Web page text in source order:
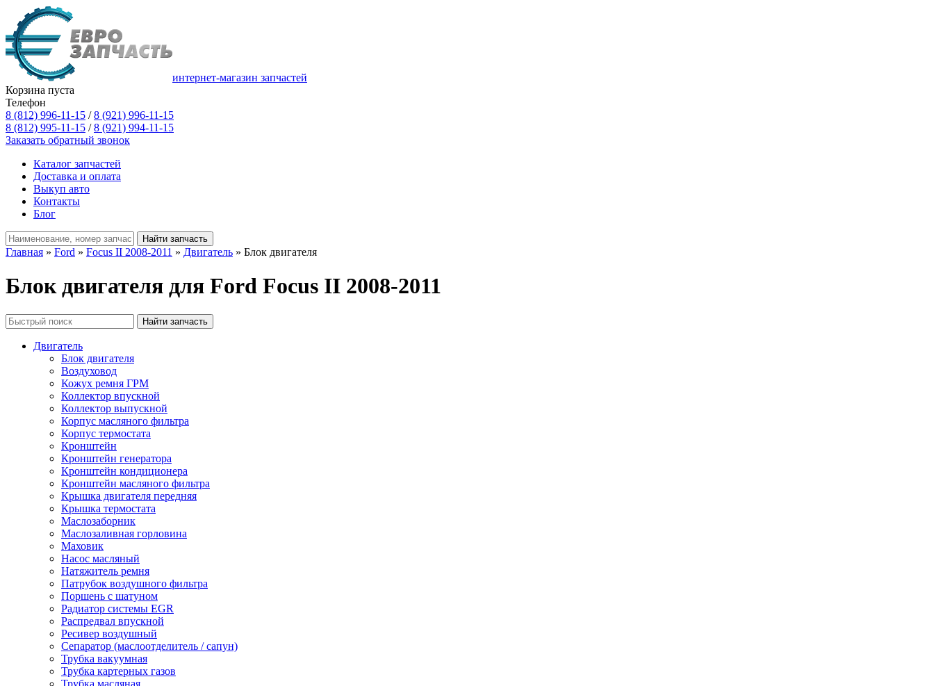
интернет-магазин запчастей
Корзина пуста
Телефон
8 (812) 996-11-15 /8 (921) 996-11-15
8 (812) 995-11-15 /8 (921) 994-11-15
Заказать обратный звонок
Каталог запчастей
Доставка и оплата
Выкуп авто
Контакты
Блог
Главная » Ford » Focus II 2008-2011 » Двигатель » Блок двигателя
Блок двигателя для Ford Focus II 2008-2011
Двигатель
Блок двигателя
Воздуховод
Кожух ремня ГРМ
Коллектор впускной
Коллектор выпускной
Корпус масляного фильтра
Корпус термостата
Кронштейн
Кронштейн генератора
Кронштейн кондиционера
Кронштейн масляного фильтра
Крышка двигателя передняя
Крышка термостата
Маслозаборник
Маслозаливная горловина
Маховик
Насос масляный
Натяжитель ремня
Патрубок воздушного фильтра
Поршень с шатуном
Радиатор системы EGR
Распредвал впускной
Ресивер воздушный
Сепаратор (маслоотделитель / сапун)
Трубка вакуумная
Трубка картерных газов
Трубка масляная